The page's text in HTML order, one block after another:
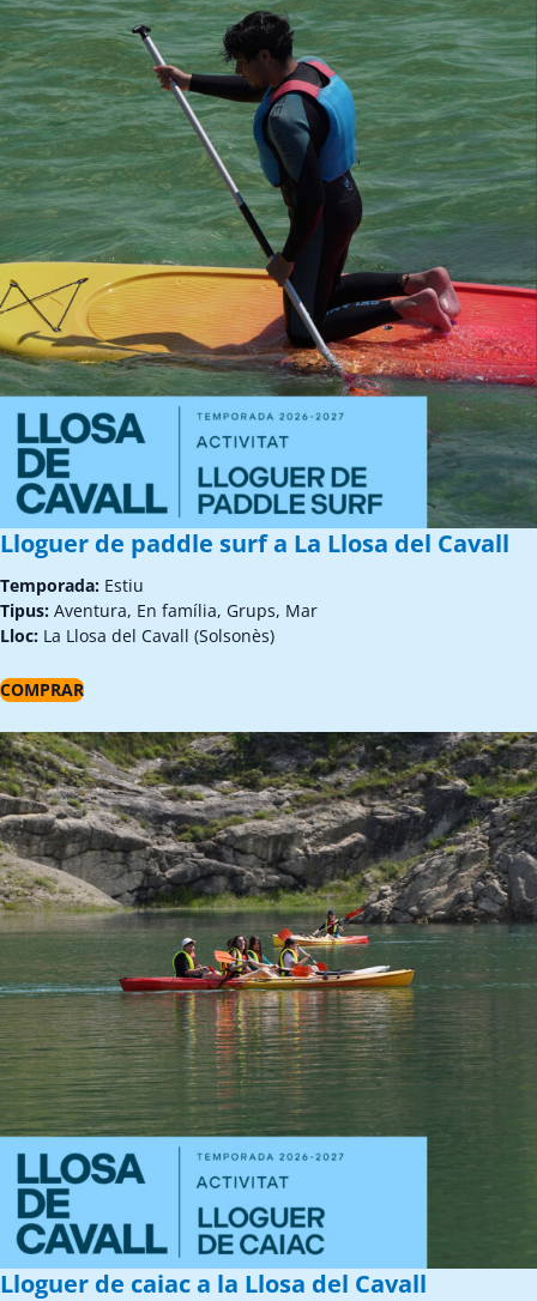
Lloguer de paddle surf a La Llosa del Cavall
Temporada: Estiu
Tipus: Aventura, En família, Grups, Mar
Lloc: La Llosa del Cavall (Solsonès)
COMPRAR
Lloguer de caiac a la Llosa del Cavall